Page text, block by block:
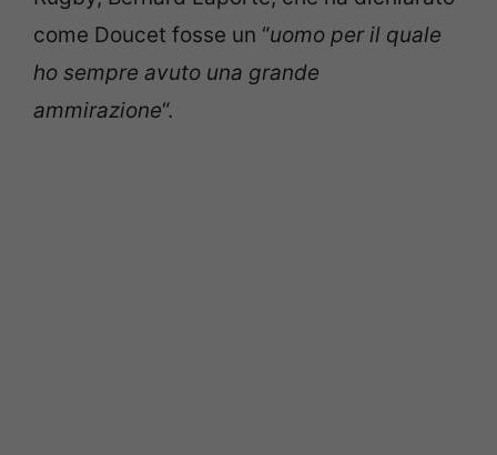
come Doucet fosse un “uomo per il quale
ho sempre avuto una grande
ammirazione“.